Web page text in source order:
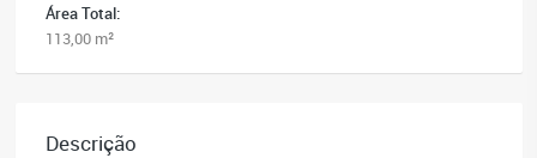
Área Total:
113,00 m²
Descrição